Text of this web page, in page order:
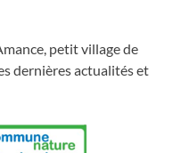
petit village de
dernières actualités et